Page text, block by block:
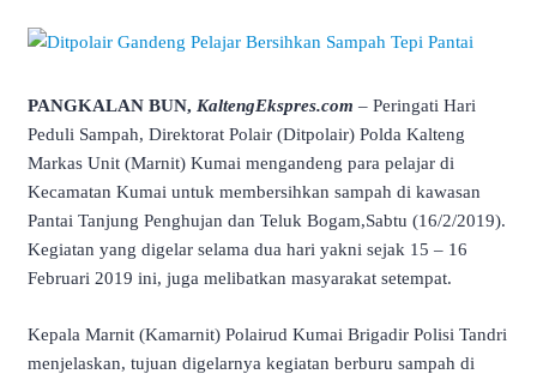
PANGKALAN BUN, KaltengEkspres.com – Peringati Hari
Peduli Sampah, Direktorat Polair (Ditpolair) Polda Kalteng
Markas Unit (Marnit) Kumai mengandeng para pelajar di
Kecamatan Kumai untuk membersihkan sampah di kawasan
Pantai Tanjung Penghujan dan Teluk Bogam,Sabtu (16/2/2019).
Kegiatan yang digelar selama dua hari yakni sejak 15 – 16
Februari 2019 ini, juga melibatkan masyarakat setempat.
Kepala Marnit (Kamarnit) Polairud Kumai Brigadir Polisi Tandri
menjelaskan, tujuan digelarnya kegiatan berburu sampah di